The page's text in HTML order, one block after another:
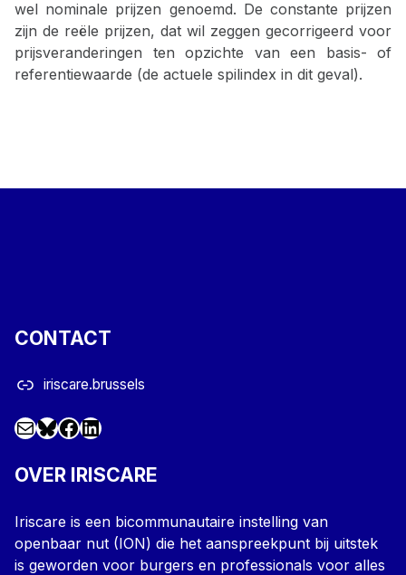
wel nominale prijzen genoemd. De constante prijzen
zijn de reële prijzen, dat wil zeggen gecorrigeerd voor
prijsveranderingen ten opzichte van een basis- of
referentiewaarde (de actuele spilindex in dit geval).
CONTACT
iriscare.brussels
Mail
@iriscare.bsky.social Facebook LinkedIn
OVER IRISCARE
Iriscare is een bicommunautaire instelling van
openbaar nut (ION) die het aanspreekpunt bij uitstek
is geworden voor burgers en professionals voor alles